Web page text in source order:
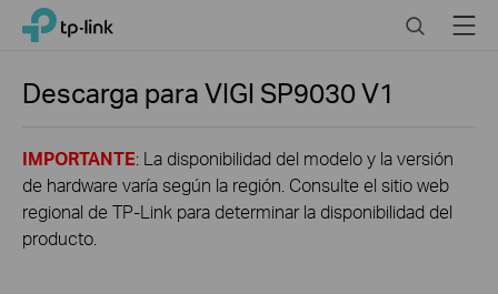
Click
navigation
TP-Link, Reliably Smart SearchMenu
Descarga paraVIGI SP9030V1
IMPORTANTE: La disponibilidad del modelo y la versión
de hardware varía según la región. Consulte el sitio web
regional de TP-Link para determinar la disponibilidad del
producto.